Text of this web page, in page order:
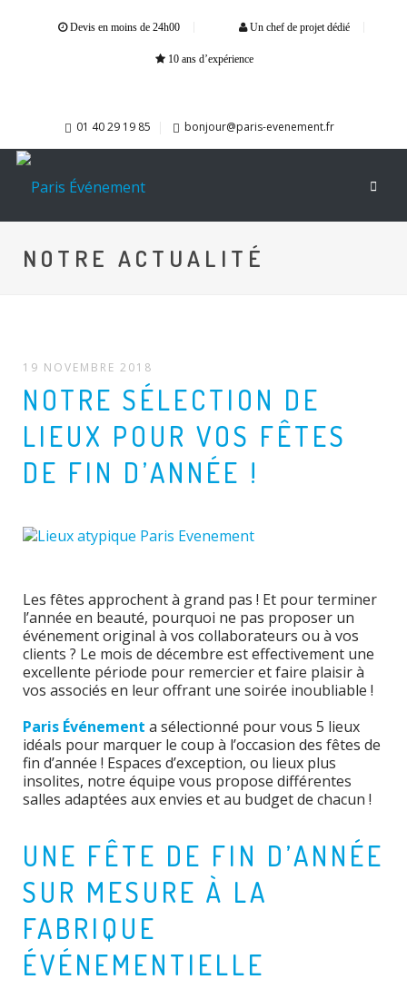
Devis en moins de 24h00 Un chef de projet dédié
10 ans d’expérience
01 40 29 19 85 bonjour@paris-evenement.fr
NOTRE ACTUALITÉ
19 NOVEMBRE 2018
NOTRE SÉLECTION DE
LIEUX POUR VOS FÊTES
DE FIN D’ANNÉE !
Les fêtes approchent à grand pas ! Et pour terminer
l’année en beauté, pourquoi ne pas proposer un
événement original à vos collaborateurs ou à vos
clients ? Le mois de décembre est effectivement une
excellente période pour remercier et faire plaisir à
vos associés en leur offrant une soirée inoubliable !
Paris Événement a sélectionné pour vous 5 lieux
idéals pour marquer le coup à l’occasion des fêtes de
fin d’année ! Espaces d’exception, ou lieux plus
insolites, notre équipe vous propose différentes
salles adaptées aux envies et au budget de chacun !
UNE FÊTE DE FIN D’ANNÉE
SUR MESURE À LA
FABRIQUE
ÉVÉNEMENTIELLE